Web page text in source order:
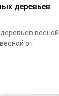
деревьев
весной
от